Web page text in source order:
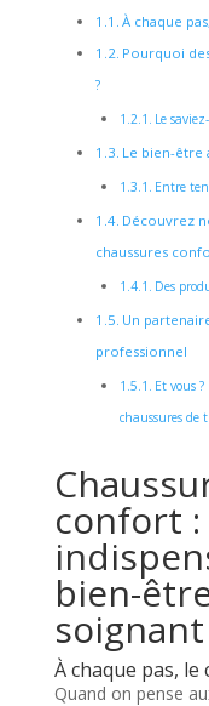
À chaque
Pourquoi
?
Le
Le bien-être
Entre
Découvrez
chaussures
Des
Un
professionnel
Et vous
chaussures de
confort :
bien-
soignant
À chaque pas,
Quand on pense